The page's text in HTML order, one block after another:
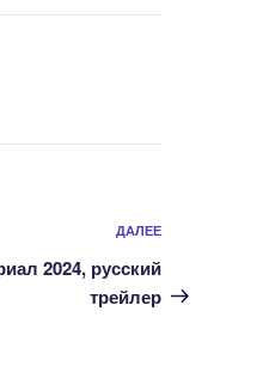
Следующая
запись
ДАЛЕЕ
2024, русский
трейлер